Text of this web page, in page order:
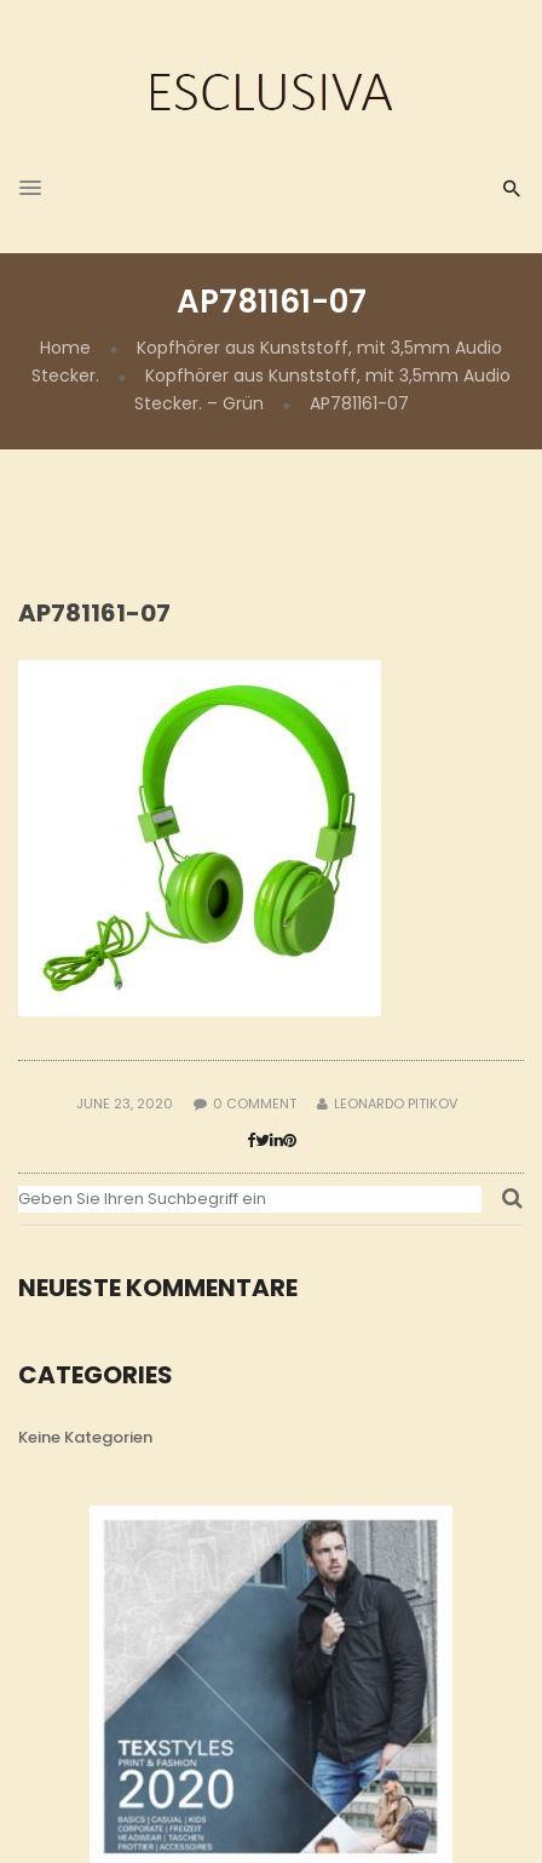
AP781161-07
Home
Kopfhörer aus Kunststoff, mit 3,5mm Audio
Stecker.
Kopfhörer aus Kunststoff, mit 3,5mm Audio
Stecker. – Grün
AP781161-07
NEUESTE KOMMENTARE
CATEGORIES
Keine Kategorien
AP781161-07
JUNE 23, 2020 0 COMMENT LEONARDO PITIKOV